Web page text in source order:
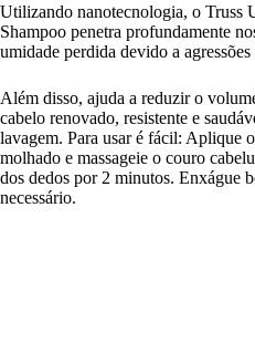
Utilizando nanotecnologia, o Truss
Shampoo penetra profundamente
umidade perdida devido a
Além disso, ajuda a reduzir o
cabelo renovado, resistente e
lavagem. Para usar é fácil: Aplique
molhado e massageie o couro
dos dedos por 2 minutos. Enxágue
necessário.